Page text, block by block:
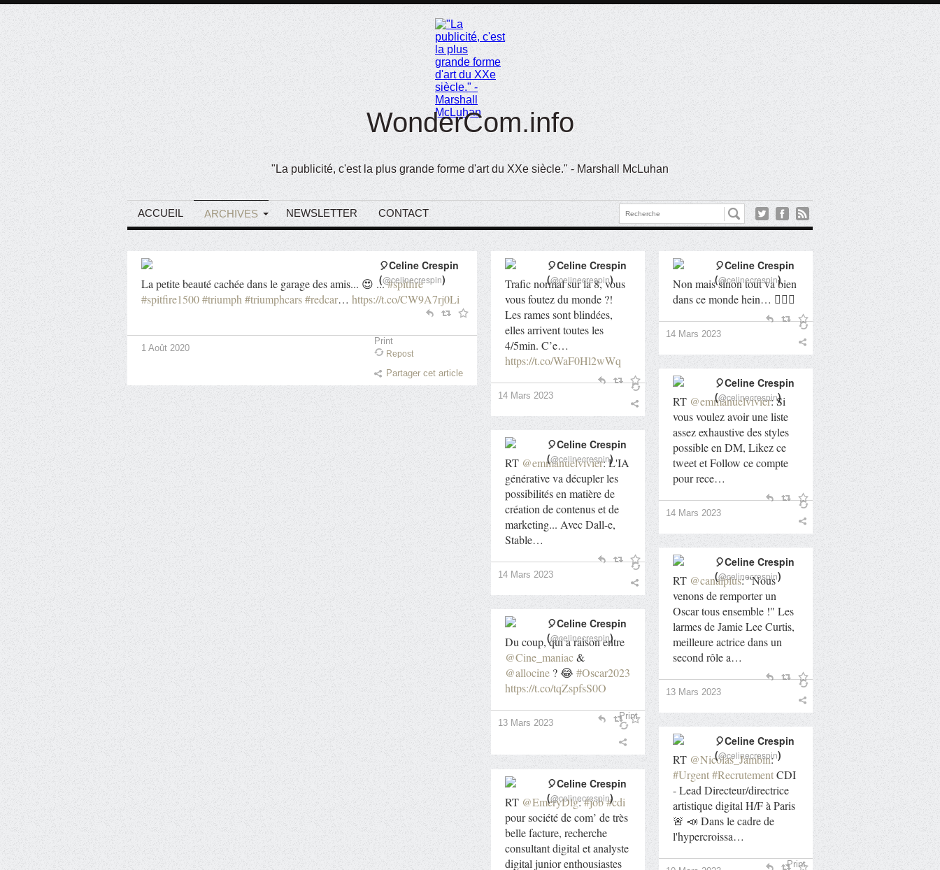
WonderCom.info
"La publicité, c'est la plus grande forme d'art du XXe siècle." - Marshall McLuhan
ACCUEIL ARCHIVES NEWSLETTER CONTACT
La petite beauté cachée dans le garage des amis... 😍 ...#spitfire
#spitfire1500#triumph #triumphcars#redcar… https://t.co/CW9A7rj0Li
🎈Celine Crespin
(@celinecrespin)
1 Août 2020
Print
Repost
Partager cet article
<
Trafic normal sur la 8, vous
vous foutez du monde ?!
Les rames sont blindées,
elles arrivent toutes les
4/5min. C’e…
https://t.co/WaF0Hl2wWq
🎈Celine Crespin
(@celinecrespin)
14 Mars 2023
Non mais sinon tout va bien
dans ce monde hein… 🤦🏻‍♀️
🎈Celine Crespin
(@celinecrespin)
14 Mars 2023
RT @emmanuelvivier: Si
vous voulez avoir une liste
assez exhaustive des styles
possible en DM, Likez ce
tweet et Follow ce compte
pour rece…
🎈Celine Crespin
(@celinecrespin)
14 Mars 2023
RT @emmanuelvivier: L'IA
générative va décupler les
possibilités en matière de
création de contenus et de
marketing... Avec Dall-e,
Stable…
🎈Celine Crespin
(@celinecrespin)
14 Mars 2023 RT @canalplus: "Nous
venons de remporter un
Oscar tous ensemble !" Les
larmes de Jamie Lee Curtis,
meilleure actrice dans un
second rôle a…
🎈Celine Crespin
(@celinecrespin)
13 Mars 2023
Du coup, qui a raison entre
@Cine_maniac&
@allocine ? 😂 #Oscar2023
https://t.co/tqZspfsS0O
🎈Celine Crespin
(@celinecrespin)
13 Mars 2023
Print
RT @Nicolas_Jambin:
#Urgent#RecrutementCDI
- Lead Directeur/directrice
artistique digital H/F à Paris
🚨 📣 Dans le cadre de
l'hypercroissa…
🎈Celine Crespin
(@celinecrespin)
Print
RT @EmeryDlg:#job#cdi
pour société de com’ de très
belle facture, recherche
consultant digital et analyste
digital junior enthousiastes
🎈Celine Crespin
(@celinecrespin)